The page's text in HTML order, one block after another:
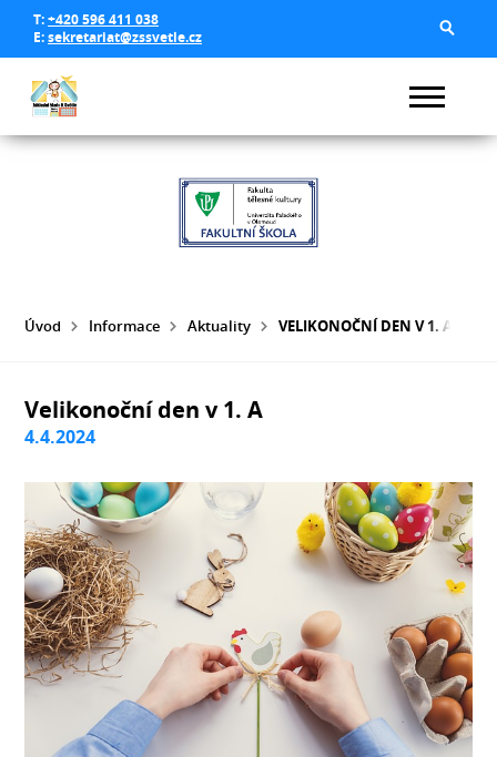
T:+420 596 411 038
E:sekretariat@zssvetle.cz
Úvod Informace Aktuality VELIKONOČNÍ DEN V 1. A
Velikonoční den v 1. A
4.4.2024